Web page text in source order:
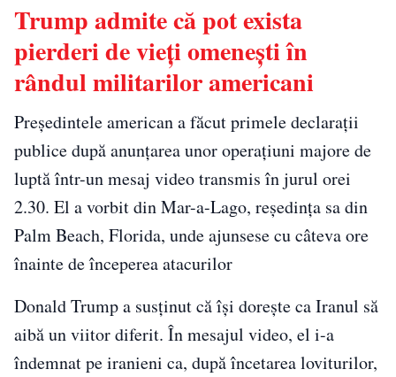
Trump admite că pot exista
pierderi de vieți omenești în
rândul militarilor americani
Președintele american a făcut primele declarații
publice după anunțarea unor operațiuni majore de
luptă într-un mesaj video transmis în jurul orei
2.30. El a vorbit din Mar-a-Lago, reședința sa din
Palm Beach, Florida, unde ajunsese cu câteva ore
înainte de începerea atacurilor
Donald Trump a susținut că își dorește ca Iranul să
aibă un viitor diferit. În mesajul video, el i-a
îndemnat pe iranieni ca, după încetarea loviturilor,